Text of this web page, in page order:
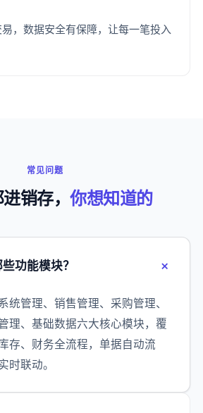
，数据安全有保障，让每一笔投入
常见问题
销存，你想知道的
功能模块？
统管理、销售管理、采购管理、
理、基础数据六大核心模块，覆
存、财务全流程，单据自动流
时联动。